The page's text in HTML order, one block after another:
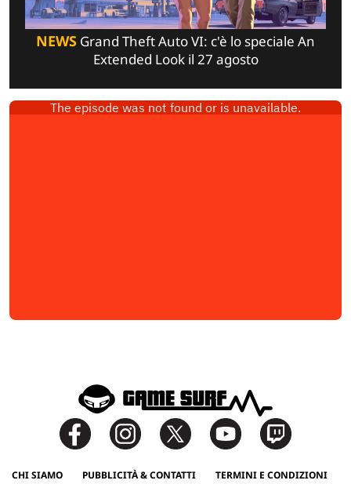
NEWS Grand Theft Auto VI: c'è lo speciale An
Extended Look il 27 agosto
CHI SIAMO PUBBLICITÀ & CONTATTI TERMINI E CONDIZIONI